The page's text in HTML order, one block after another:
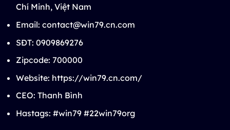
Chí Minh, Việt Nam
Email: contact@win79.cn.com
SĐT: 0909869276
Zipcode: 700000
Website: https://win79.cn.com/
CEO: Thanh Bình
Hastags: #win79 #22win79org